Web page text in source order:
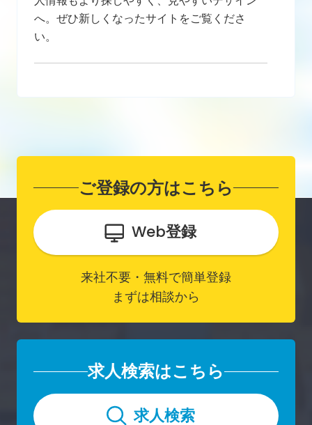
へ。ぜひ新しくなったサイトをご覧くださ
い。
ご登録の方はこちら
Web登録
来社不要・無料で簡単登録
まずは相談から
求人検索はこちら
求人検索